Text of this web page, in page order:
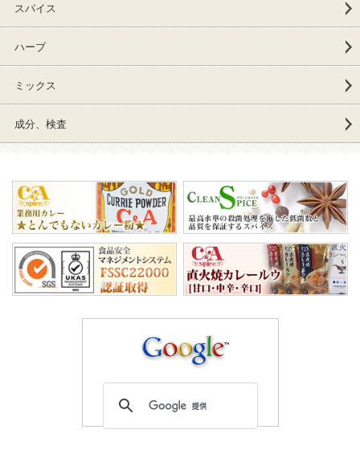
スパイス
ハーブ
ミックス
成分、検査